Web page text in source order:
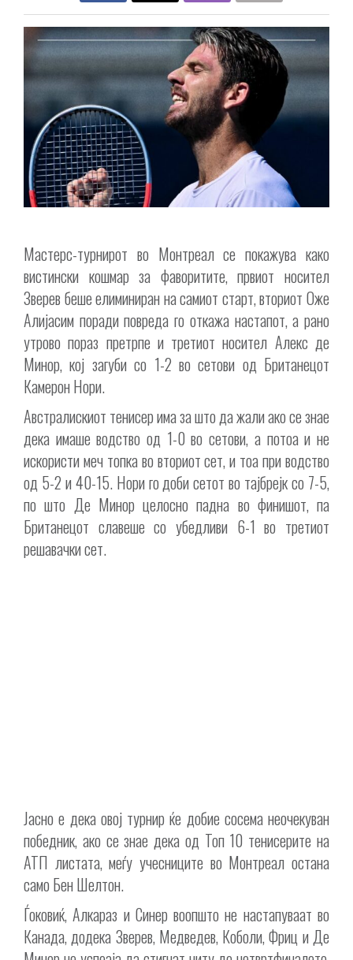
Мастерс-турнирот во Монтреал се покажува како
вистински кошмар за фаворитите, првиот носител
Зверев беше елиминиран на самиот старт, вториот Оже
Алијасим поради повреда го откажа настапот, а рано
утрово пораз претрпе и третиот носител Алекс де
Минор, кој загуби со 1-2 во сетови од Британецот
Камерон Нори.
Австралискиот тенисер има за што да жали ако се знае
дека имаше водство од 1-0 во сетови, а потоа и не
искористи меч топка во вториот сет, и тоа при водство
од 5-2 и 40-15. Нори го доби сетот во тајбрејк со 7-5,
по што Де Минор целосно падна во финишот, па
Британецот славеше со убедливи 6-1 во третиот
решавачки сет.
Јасно е дека овој турнир ќе добие сосема неочекуван
победник, ако се знае дека од Топ 10 тенисерите на
АТП листата, меѓу учесниците во Монтреал остана
само Бен Шелтон.
Ѓоковиќ, Алкараз и Синер воопшто не настапуваат во
Канада, додека Зверев, Медведев, Коболи, Фриц и Де